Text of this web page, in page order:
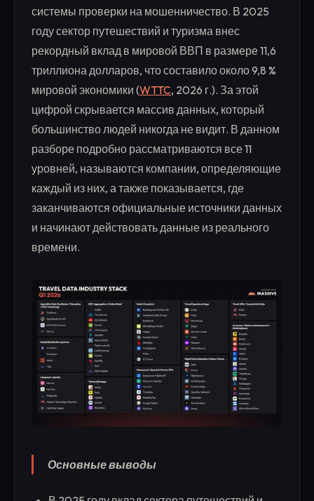
системы проверки на мошенничество. В 2025
году сектор путешествий и туризма внес
рекордный вклад в мировой ВВП в размере 11,6
триллиона долларов, что составило около 9,8 %
мировой экономики (WTTC, 2026 г.). За этой
цифрой скрывается массив данных, который
большинство людей никогда не видит. В данном
разборе подробно рассматриваются все 11
уровней, называются компании, определяющие
каждый из них, а также показывается, где
заканчиваются официальные источники данных
и начинают действовать данные из реального
времени.
Основные выводы